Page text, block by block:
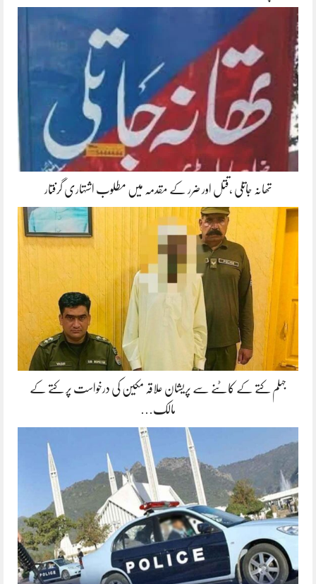
تھانہ جاتلی ،قتل اور ضرر کے مقدمہ میں مطلوب اشتہاری گرفتار
جہلم کتے کے کاٹنے سے پریشان علاقہ مکین کی درخواست پر کتے کے
مالک…